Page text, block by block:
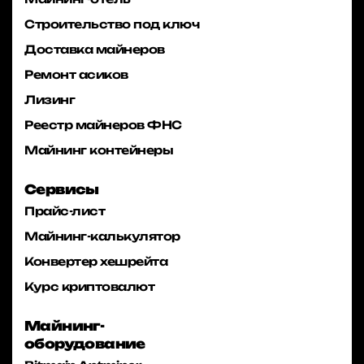
Строительство под ключ
Доставка майнеров
Ремонт асиков
Лизинг
Реестр майнеров ФНС
Майнинг контейнеры
Сервисы
Прайс-лист
Майнинг-калькулятор
Конвертер хешрейта
Курс криптовалют
Майнинг-
оборудование